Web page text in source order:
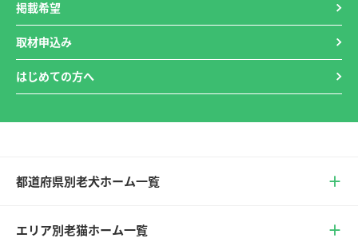
掲載希望
取材申込み
はじめての方へ
都道府県別老犬ホーム一覧
エリア別老猫ホーム一覧